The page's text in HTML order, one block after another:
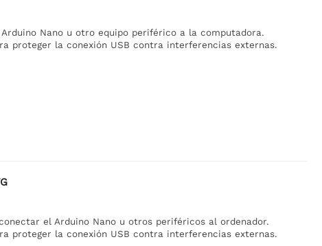
Nano u otro equipo periférico a la computadora.
proteger la conexión USB contra interferencias externas.
el Arduino Nano u otros periféricos al ordenador.
proteger la conexión USB contra interferencias externas.